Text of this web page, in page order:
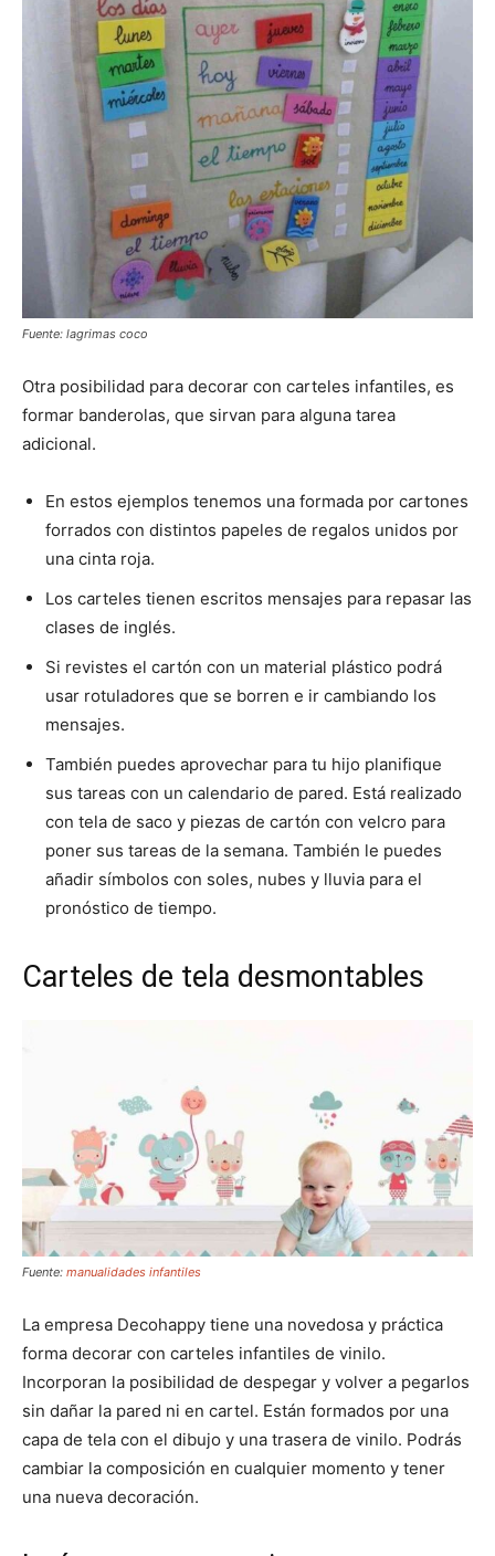
Fuente: lagrimas coco
Otra posibilidad para decorar con carteles infantiles, es
formar banderolas, que sirvan para alguna tarea
adicional.
En estos ejemplos tenemos una formada por cartones
forrados con distintos papeles de regalos unidos por
una cinta roja.
Los carteles tienen escritos mensajes para repasar las
clases de inglés.
Si revistes el cartón con un material plástico podrá
usar rotuladores que se borren e ir cambiando los
mensajes.
También puedes aprovechar para tu hijo planifique
sus tareas con un calendario de pared. Está realizado
con tela de saco y piezas de cartón con velcro para
poner sus tareas de la semana. También le puedes
añadir símbolos con soles, nubes y lluvia para el
pronóstico de tiempo.
Carteles de tela desmontables
Fuente: manualidades infantiles
La empresa Decohappy tiene una novedosa y práctica
forma decorar con carteles infantiles de vinilo.
Incorporan la posibilidad de despegar y volver a pegarlos
sin dañar la pared ni en cartel. Están formados por una
capa de tela con el dibujo y una trasera de vinilo. Podrás
cambiar la composición en cualquier momento y tener
una nueva decoración.